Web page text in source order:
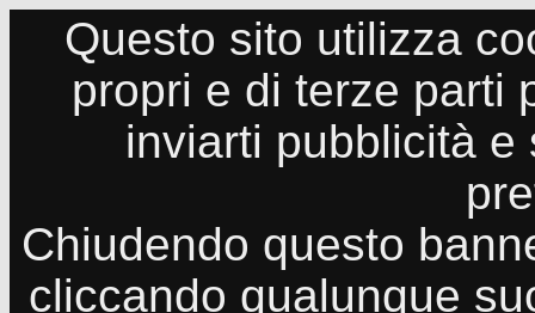
Questo sito utilizza
propri e di terze parti
inviarti pubblicità
Chiudendo questo
cliccando qualunque